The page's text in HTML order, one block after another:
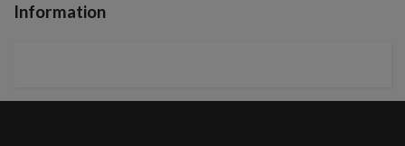
Information